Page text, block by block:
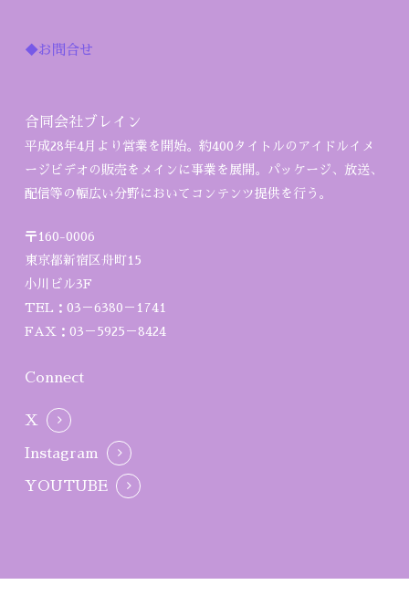
◆お問合せ
合同会社ブレイン
平成28年4月より営業を開始。約400タイトルのアイドルイメ
ージビデオの販売をメインに事業を展開。パッケージ、放送、
配信等の幅広い分野においてコンテンツ提供を行う。
〒160-0006
東京都新宿区舟町15
小川ビル3F
TEL：03－6380－1741
FAX：03－5925－8424
Connect
X
Instagram
YOUTUBE